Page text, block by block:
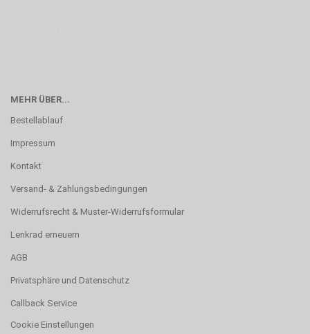
MEHR ÜBER...
Bestellablauf
Impressum
Kontakt
Versand- & Zahlungsbedingungen
Widerrufsrecht & Muster-Widerrufsformular
Lenkrad erneuern
AGB
Privatsphäre und Datenschutz
Callback Service
Cookie Einstellungen